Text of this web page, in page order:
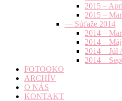
2015 –
2015 –
— Súťaže 2014
2014 –
2014 –
2014 – Júl
2014 –
FOTOOKO
ARCHÍV
O NÁS
KONTAKT